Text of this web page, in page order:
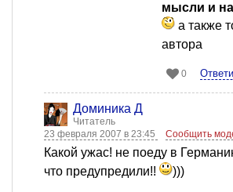
мысли и
а также
автора
0
Доминика Д
Читатель
23 февраля 2007 в 23:45
Сообщить
Какой ужас! не поеду в
что предупредили!!
)))